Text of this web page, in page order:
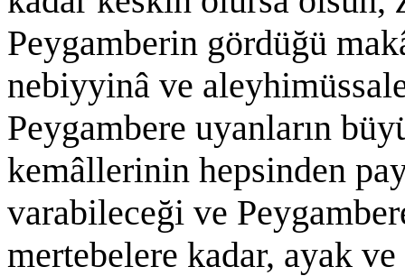
Peygamberin gördüğü
nebiyyinâ ve
Peygambere uyanların
kemâllerinin hepsinden
varabileceği ve
mertebelere kadar, ayak